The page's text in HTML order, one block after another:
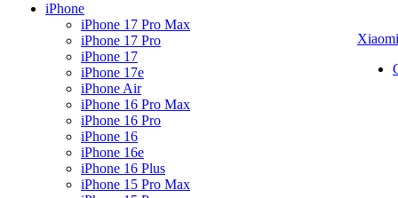
iPhone
iPhone 17 Pro Max
iPhone 17 Pro
iPhone 17
iPhone 17e
iPhone Air
iPhone 16 Pro Max
iPhone 16 Pro
iPhone 16
iPhone 16e
iPhone 16 Plus
iPhone 15 Pro Max
Xiaomi